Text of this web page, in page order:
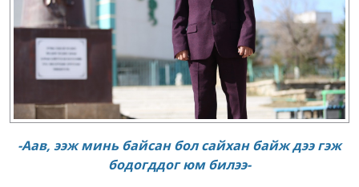
-Аав, ээж минь байсан бол сайхан байж дээ гэж
бодогддог юм билээ-